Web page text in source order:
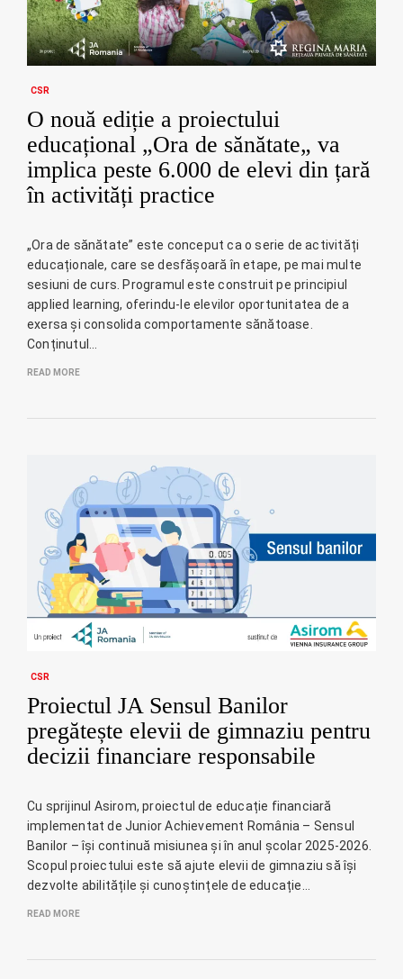
CSR
O nouă ediție a proiectului
educațional „Ora de sănătate„ va
implica peste 6.000 de elevi din țară
în activități practice
„Ora de sănătate” este conceput ca o serie de activități
educaționale, care se desfășoară în etape, pe mai multe
sesiuni de curs. Programul este construit pe principiul
applied learning, oferindu-le elevilor oportunitatea de a
exersa și consolida comportamente sănătoase.
Conținutul…
READ MORE
CSR
Proiectul JA Sensul Banilor
pregătește elevii de gimnaziu pentru
decizii financiare responsabile
Cu sprijinul Asirom, proiectul de educație financiară
implementat de Junior Achievement România – Sensul
Banilor – își continuă misiunea și în anul școlar 2025-2026.
Scopul proiectului este să ajute elevii de gimnaziu să își
dezvolte abilitățile și cunoștințele de educație…
READ MORE